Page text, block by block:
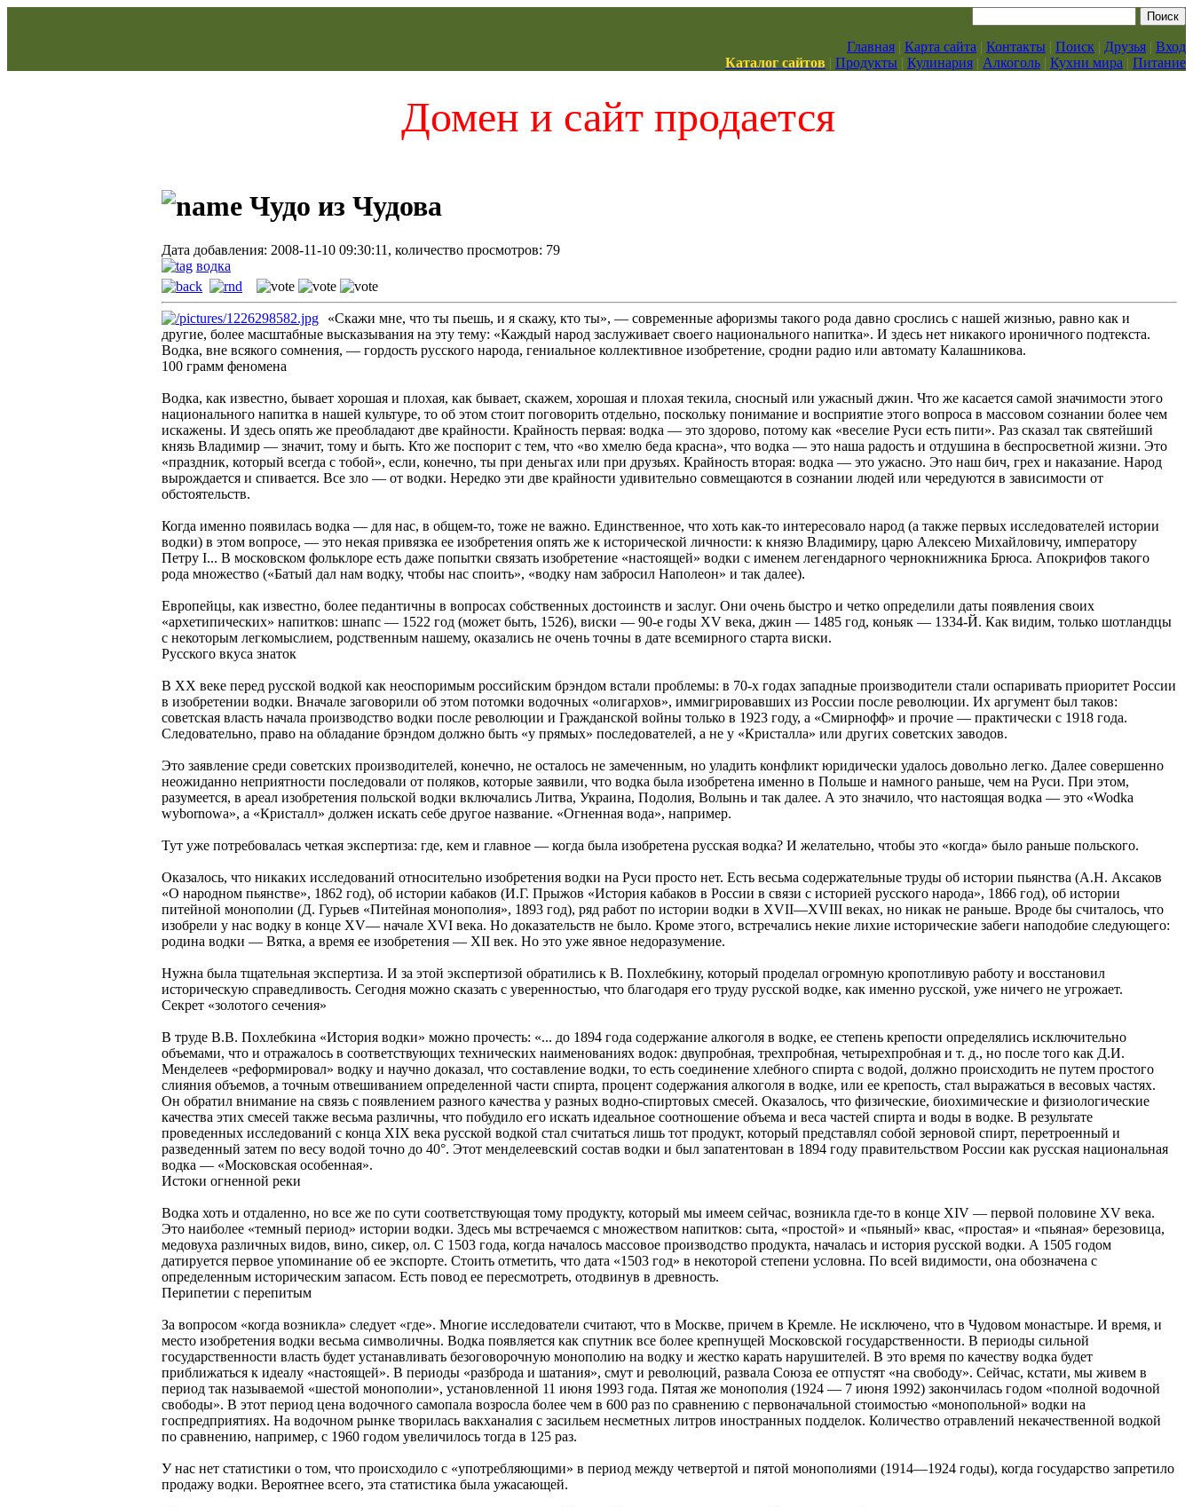
Главная | Карта сайта | Контакты | Поиск | Друзья | Вход
Каталог сайтов | Продукты | Кулинария | Алкоголь | Кухни мира | Питание
Домен и сайт продается
Чудо из Чудова
Дата добавления: 2008-11-10 09:30:11, количество просмотров: 79
водка
«Скажи мне, что ты пьешь, и я скажу, кто ты», — современные афоризмы такого рода давно срослись с нашей жизнью, равно как и
другие, более масштабные высказывания на эту тему: «Каждый народ заслуживает своего национального напитка». И здесь нет никакого ироничного подтекста.
Водка, вне всякого сомнения, — гордость русского народа, гениальное коллективное изобретение, сродни радио или автомату Калашникова.
100 грамм феномена
Водка, как известно, бывает хорошая и плохая, как бывает, скажем, хорошая и плохая текила, сносный или ужасный джин. Что же касается самой значимости этого
национального напитка в нашей культуре, то об этом стоит поговорить отдельно, поскольку понимание и восприятие этого вопроса в массовом сознании более чем
искажены. И здесь опять же преобладают две крайности. Крайность первая: водка — это здорово, потому как «веселие Руси есть пити». Раз сказал так святейший
князь Владимир — значит, тому и быть. Кто же поспорит с тем, что «во хмелю беда красна», что водка — это наша радость и отдушина в беспросветной жизни. Это
«праздник, который всегда с тобой», если, конечно, ты при деньгах или при друзьях. Крайность вторая: водка — это ужасно. Это наш бич, грех и наказание. Народ
вырождается и спивается. Все зло — от водки. Нередко эти две крайности удивительно совмещаются в сознании людей или чередуются в зависимости от
обстоятельств.
Когда именно появилась водка — для нас, в общем-то, тоже не важно. Единственное, что хоть как-то интересовало народ (а также первых исследователей истории
водки) в этом вопросе, — это некая привязка ее изобретения опять же к исторической личности: к князю Владимиру, царю Алексею Михайловичу, императору
Петру I... В московском фольклоре есть даже попытки связать изобретение «настоящей» водки с именем легендарного чернокнижника Брюса. Апокрифов такого
рода множество («Батый дал нам водку, чтобы нас споить», «водку нам забросил Наполеон» и так далее).
Европейцы, как известно, более педантичны в вопросах собственных достоинств и заслуг. Они очень быстро и четко определили даты появления своих
«архетипических» напитков: шнапс — 1522 год (может быть, 1526), виски — 90-е годы XV века, джин — 1485 год, коньяк — 1334-Й. Как видим, только шотландцы
с некоторым легкомыслием, родственным нашему, оказались не очень точны в дате всемирного старта виски.
Русского вкуса знаток
В XX веке перед русской водкой как неоспоримым российским брэндом встали проблемы: в 70-х годах западные производители стали оспаривать приоритет России
в изобретении водки. Вначале заговорили об этом потомки водочных «олигархов», иммигрировавших из России после революции. Их аргумент был таков:
советская власть начала производство водки после революции и Гражданской войны только в 1923 году, а «Смирнофф» и прочие — практически с 1918 года.
Следовательно, право на обладание брэндом должно быть «у прямых» последователей, а не у «Кристалла» или других советских заводов.
Это заявление среди советских производителей, конечно, не осталось не замеченным, но уладить конфликт юридически удалось довольно легко. Далее совершенно
неожиданно неприятности последовали от поляков, которые заявили, что водка была изобретена именно в Польше и намного раньше, чем на Руси. При этом,
разумеется, в ареал изобретения польской водки включались Литва, Украина, Подолия, Волынь и так далее. А это значило, что настоящая водка — это «Wodka
wybornowa», а «Кристалл» должен искать себе другое название. «Огненная вода», например.
Тут уже потребовалась четкая экспертиза: где, кем и главное — когда была изобретена русская водка? И желательно, чтобы это «когда» было раньше польского.
Оказалось, что никаких исследований относительно изобретения водки на Руси просто нет. Есть весьма содержательные труды об истории пьянства (А.Н. Аксаков
«О народном пьянстве», 1862 год), об истории кабаков (И.Г. Прыжов «История кабаков в России в связи с историей русского народа», 1866 год), об истории
питейной монополии (Д. Гурьев «Питейная монополия», 1893 год), ряд работ по истории водки в XVII—XVIII веках, но никак не раньше. Вроде бы считалось, что
изобрели у нас водку в конце XV— начале XVI века. Но доказательств не было. Кроме этого, встречались некие лихие исторические забеги наподобие следующего:
родина водки — Вятка, а время ее изобретения — XII век. Но это уже явное недоразумение.
Нужна была тщательная экспертиза. И за этой экспертизой обратились к В. Похлебкину, который проделал огромную кропотливую работу и восстановил
историческую справедливость. Сегодня можно сказать с уверенностью, что благодаря его труду русской водке, как именно русской, уже ничего не угрожает.
Секрет «золотого сечения»
В труде В.В. Похлебкина «История водки» можно прочесть: «... до 1894 года содержание алкоголя в водке, ее степень крепости определялись исключительно
объемами, что и отражалось в соответствующих технических наименованиях водок: двупробная, трехпробная, четырехпробная и т. д., но после того как Д.И.
Менделеев «реформировал» водку и научно доказал, что составление водки, то есть соединение хлебного спирта с водой, должно происходить не путем простого
слияния объемов, а точным отвешиванием определенной части спирта, процент содержания алкоголя в водке, или ее крепость, стал выражаться в весовых частях.
Он обратил внимание на связь с появлением разного качества у разных водно-спиртовых смесей. Оказалось, что физические, биохимические и физиологические
качества этих смесей также весьма различны, что побудило его искать идеальное соотношение объема и веса частей спирта и воды в водке. В результате
проведенных исследований с конца XIX века русской водкой стал считаться лишь тот продукт, который представлял собой зерновой спирт, перетроенный и
разведенный затем по весу водой точно до 40°. Этот менделеевский состав водки и был запатентован в 1894 году правительством России как русская национальная
водка — «Московская особенная».
Истоки огненной реки
Водка хоть и отдаленно, но все же по сути соответствующая тому продукту, который мы имеем сейчас, возникла где-то в конце XIV — первой половине XV века.
Это наиболее «темный период» истории водки. Здесь мы встречаемся с множеством напитков: сыта, «простой» и «пьяный» квас, «простая» и «пьяная» березовица,
медовуха различных видов, вино, сикер, ол. С 1503 года, когда началось массовое производство продукта, началась и история русской водки. А 1505 годом
датируется первое упоминание об ее экспорте. Стоить отметить, что дата «1503 год» в некоторой степени условна. По всей видимости, она обозначена с
определенным историческим запасом. Есть повод ее пересмотреть, отодвинув в древность.
Перипетии с перепитым
За вопросом «когда возникла» следует «где». Многие исследователи считают, что в Москве, причем в Кремле. Не исключено, что в Чудовом монастыре. И время, и
место изобретения водки весьма символичны. Водка появляется как спутник все более крепнущей Московской государственности. В периоды сильной
государственности власть будет устанавливать безоговорочную монополию на водку и жестко карать нарушителей. В это время по качеству водка будет
приближаться к идеалу «настоящей». В периоды «разброда и шатания», смут и революций, развала Союза ее отпустят «на свободу». Сейчас, кстати, мы живем в
период так называемой «шестой монополии», установленной 11 июня 1993 года. Пятая же монополия (1924 — 7 июня 1992) закончилась годом «полной водочной
свободы». В этот период цена водочного самопала возросла более чем в 600 раз по сравнению с первоначальной стоимостью «монопольной» водки на
госпредприятиях. На водочном рынке творилась вакханалия с засильем несметных литров иностранных подделок. Количество отравлений некачественной водкой
по сравнению, например, с 1960 годом увеличилось тогда в 125 раз.
У нас нет статистики о том, что происходило с «употребляющими» в период между четвертой и пятой монополиями (1914—1924 годы), когда государство запретило
продажу водки. Вероятнее всего, эта статистика была ужасающей.